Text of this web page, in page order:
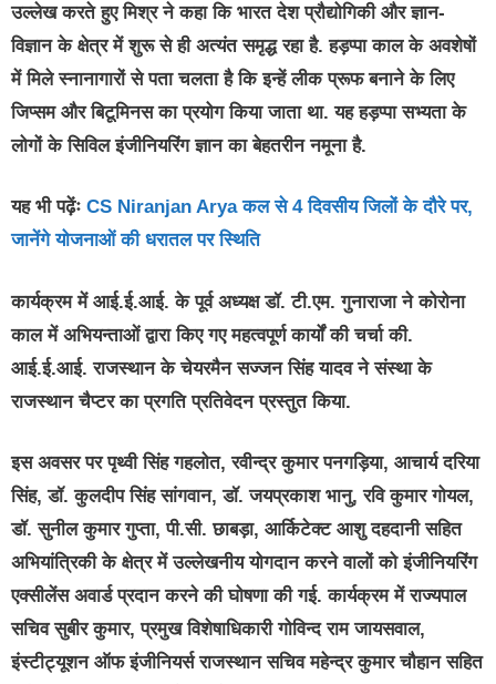
उल्लेख करते हुए मिश्र ने कहा कि भारत देश प्रौद्योगिकी और ज्ञान-
विज्ञान के क्षेत्र में शुरू से ही अत्यंत समृद्ध रहा है. हड़प्पा काल के अवशेषों
में मिले स्नानागारों से पता चलता है कि इन्हें लीक प्रूफ बनाने के लिए
जिप्सम और बिटूमिनस का प्रयोग किया जाता था. यह हड़प्पा सभ्यता के
लोगों के सिविल इंजीनियरिंग ज्ञान का बेहतरीन नमूना है.
यह भी पढ़ेंः CS Niranjan Arya कल से 4 दिवसीय जिलों के दौरे पर,
जानेंगे योजनाओं की धरातल पर स्थिति
कार्यक्रम में आई.ई.आई. के पूर्व अध्यक्ष डॉ. टी.एम. गुनाराजा ने कोरोना
काल में अभियन्ताओं द्वारा किए गए महत्वपूर्ण कार्यों की चर्चा की.
आई.ई.आई. राजस्थान के चेयरमैन सज्जन सिंह यादव ने संस्था के
राजस्थान चैप्टर का प्रगति प्रतिवेदन प्रस्तुत किया.
इस अवसर पर पृथ्वी सिंह गहलोत, रवीन्द्र कुमार पनगड़िया, आचार्य दरिया
सिंह, डॉ. कुलदीप सिंह सांगवान, डॉ. जयप्रकाश भानु, रवि कुमार गोयल,
डॉ. सुनील कुमार गुप्ता, पी.सी. छाबड़ा, आर्किटेक्ट आशु दहदानी सहित
अभियांत्रिकी के क्षेत्र में उल्लेखनीय योगदान करने वालों को इंजीनियरिंग
एक्सीलेंस अवार्ड प्रदान करने की घोषणा की गई. कार्यक्रम में राज्यपाल
सचिव सुबीर कुमार, प्रमुख विशेषाधिकारी गोविन्द राम जायसवाल,
इंस्टीट्यूशन ऑफ इंजीनियर्स राजस्थान सचिव महेन्द्र कुमार चौहान सहित